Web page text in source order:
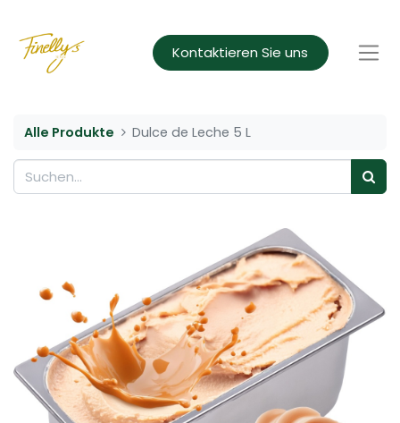
Kontaktieren Sie uns
Alle Produkte Dulce de Leche 5 L